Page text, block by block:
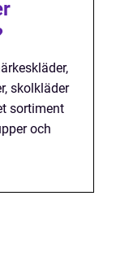
skolkläder
sortiment
och